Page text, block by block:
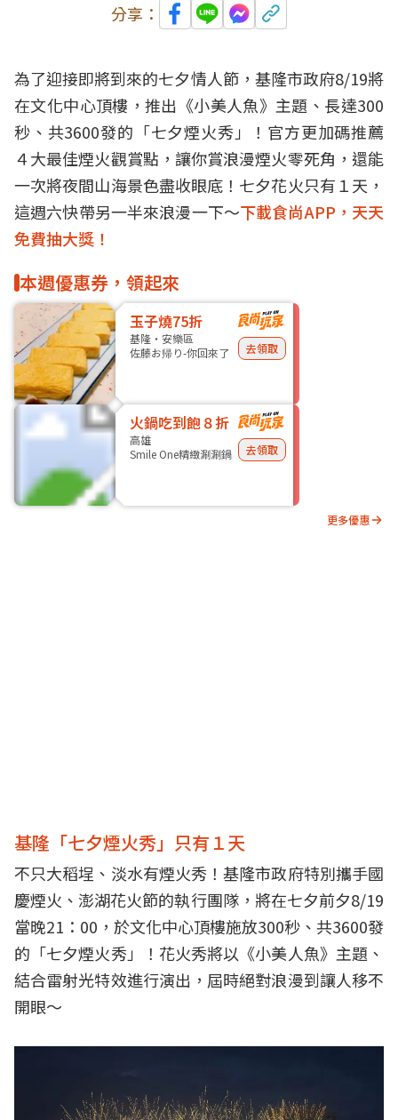
分享：
為了迎接即將到來的七夕情人節，基隆市政府8/19將
在文化中心頂樓，推出《小美人魚》主題、長達300
秒、共3600發的「七夕煙火秀」！官方更加碼推薦
４大最佳煙火觀賞點，讓你賞浪漫煙火零死角，還能
一次將夜間山海景色盡收眼底！七夕花火只有１天，
這週六快帶另一半來浪漫一下～下載食尚APP，天天
免費抽大獎！
本週優惠券，領起來
玉子燒75折
基隆・安樂區
佐藤お帰り-你回來了
去領取
火鍋吃到飽８折
高雄
Smile One精緻涮涮鍋
去領取
更多優惠
基隆「七夕煙火秀」只有１天
不只大稻埕、淡水有煙火秀！基隆市政府特別攜手國
慶煙火、澎湖花火節的執行團隊，將在七夕前夕8/19
當晚21：00，於文化中心頂樓施放300秒、共3600發
的「七夕煙火秀」！花火秀將以《小美人魚》主題、
結合雷射光特效進行演出，屆時絕對浪漫到讓人移不
開眼～